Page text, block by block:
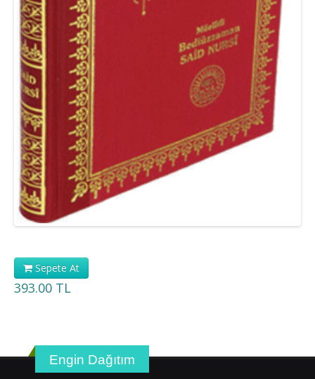
Sepete At
393.00 TL
Engin Dağıtım